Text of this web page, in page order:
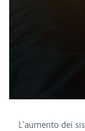
L'aumento dei